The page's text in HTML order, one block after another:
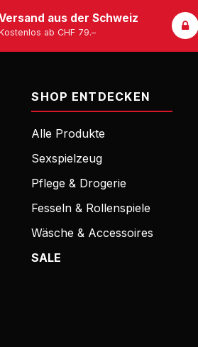
aus der Schweiz
ab CHF 79.–
SHOP ENTDECKEN
Alle Produkte
Sexspielzeug
Pflege & Drogerie
Fesseln & Rollenspiele
Wäsche & Accessoires
SALE